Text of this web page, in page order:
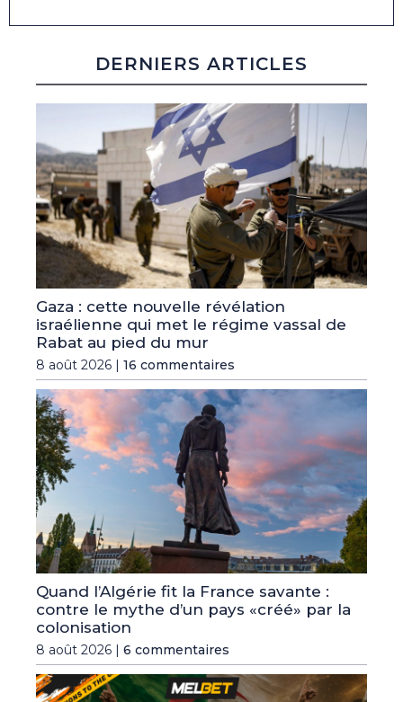
DERNIERS ARTICLES
Gaza : cette nouvelle révélation
israélienne qui met le régime vassal de
Rabat au pied du mur
8 août 2026 | 16 commentaires
Quand l’Algérie fit la France savante :
contre le mythe d’un pays «créé» par la
colonisation
8 août 2026 | 6 commentaires